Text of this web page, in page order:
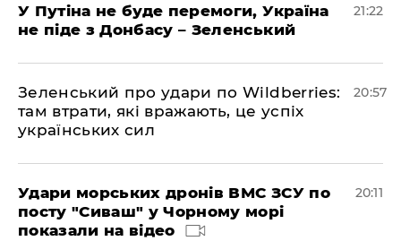
У Путіна не буде перемоги, Україна
не піде з Донбасу – Зеленський
21:22
Зеленський про удари по Wildberries:
там втрати, які вражають, це успіх
українських сил
20:57
Удари морських дронів ВМС ЗСУ по
посту "Сиваш" у Чорному морі
показали на відео
20:11